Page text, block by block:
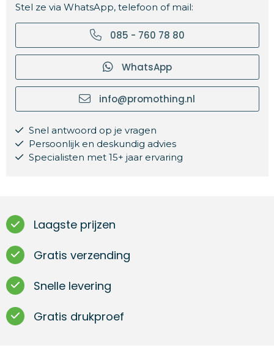
Stel ze via WhatsApp, telefoon of mail:
085 - 760 78 80
WhatsApp
info@promothing.nl
Snel antwoord op je vragen
Persoonlijk en deskundig advies
Specialisten met 15+ jaar ervaring
Laagste prijzen
Gratis verzending
Snelle levering
Gratis drukproef